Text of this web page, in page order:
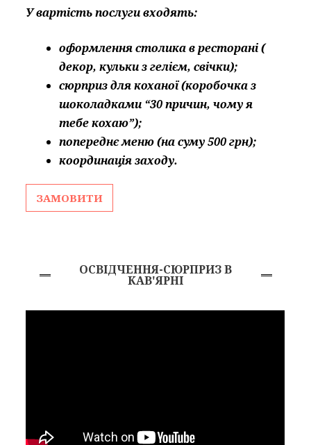
У вартість послуги входять:
оформлення столика в ресторані (
декор, кульки з гелієм, свічки);
сюрприз для коханої (коробочка з
шоколадками “30 причин, чому я
тебе кохаю”);
попереднє меню (на суму 500 грн);
координація заходу.
ЗАМОВИТИ
ОСВІДЧЕННЯ-СЮРПРИЗ В
КАВ'ЯРНІ